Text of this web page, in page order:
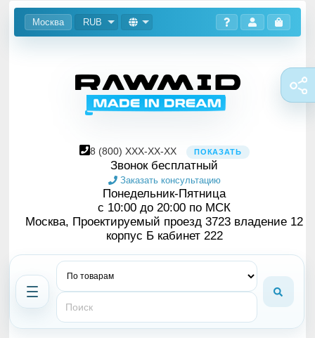
Москва RUB
8 (800) XXX-XX-XX ПОКАЗАТЬ
Звонок бесплатный
Заказать консультацию
Понедельник-Пятница
с 10:00 до 20:00 по МСК
Москва, Проектируемый проезд 3723 владение 12
корпус Б кабинет 222